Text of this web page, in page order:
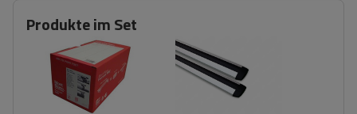
Produkte im Set